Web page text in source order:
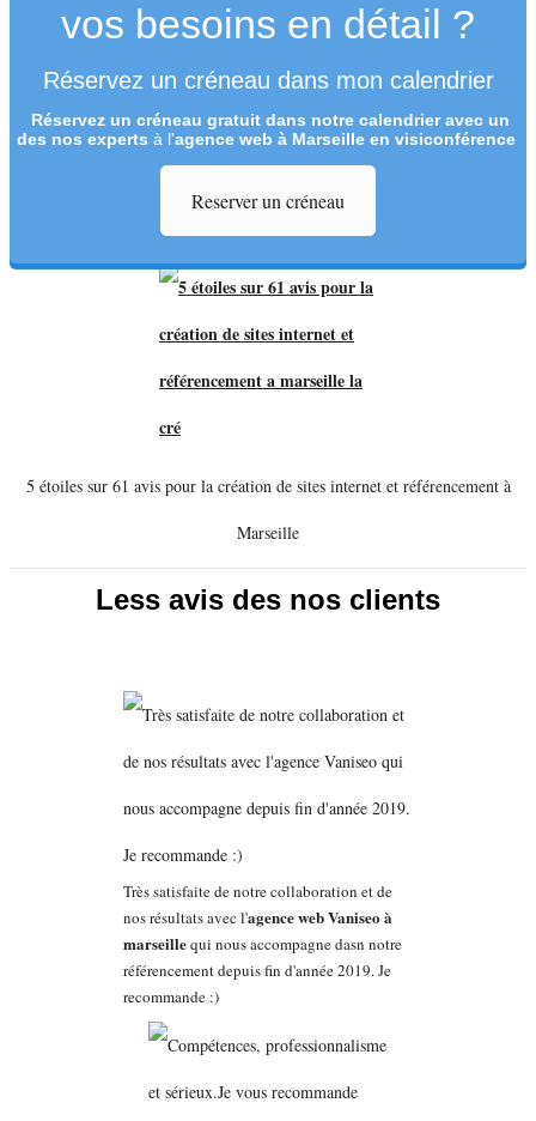
vos besoins en détail ?
Réservez un créneau dans mon calendrier
Réservez un créneau gratuit dans notre calendrier avec un
des nos experts à l'agence web à Marseille en visiconférence
Reserver un créneau
5 étoiles sur 61 avis pour la création de sites internet et référencement à
Marseille
Less avis des nos clients
Très satisfaite de notre collaboration et de
nos résultats avec l'agence web Vaniseo à
marseillequi nous accompagne dasn notre
référencement depuis fin d'année 2019. Je
recommande :)